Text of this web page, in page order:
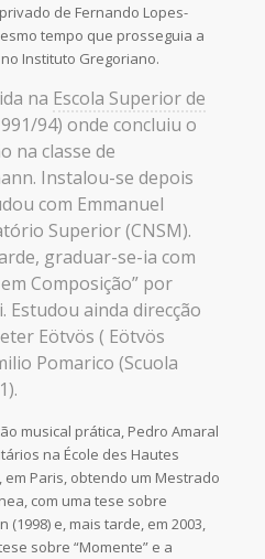
de Fernando Lopes-
tempo que prosseguia a
Instituto Gregoriano.
na Escola Superior de
94) onde concluiu o
na classe de
Instalou-se depois
com Emmanuel
Superior (CNSM).
graduar-se-ia com
Composição” por
Estudou ainda direcção
Eötvös ( Eötvös
Pomarico (Scuola
musical prática, Pedro Amaral
na École des Hautes
em Paris, obtendo um Mestrado
com uma tese sobre
(1998) e, mais tarde, em 2003,
sobre “Momente” e a